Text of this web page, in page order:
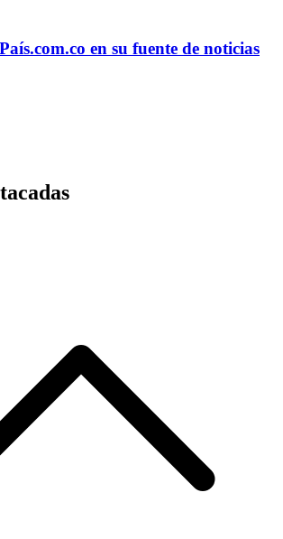
.com.co en su fuente de noticias